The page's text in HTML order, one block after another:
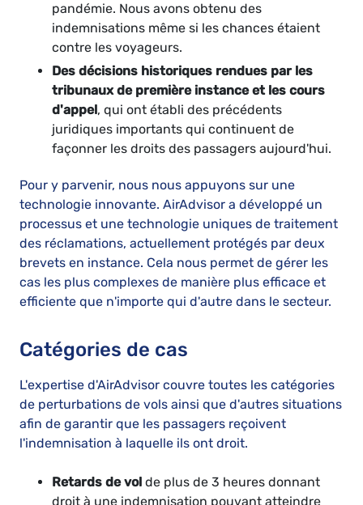
pandémie. Nous avons obtenu des
indemnisations même si les chances étaient
contre les voyageurs.
Des décisions historiques rendues par les
tribunaux de première instance et les cours
d'appel, qui ont établi des précédents
juridiques importants qui continuent de
façonner les droits des passagers aujourd'hui.
Pour y parvenir, nous nous appuyons sur une
technologie innovante. AirAdvisor a développé un
processus et une technologie uniques de traitement
des réclamations, actuellement protégés par deux
brevets en instance. Cela nous permet de gérer les
cas les plus complexes de manière plus efficace et
efficiente que n'importe qui d'autre dans le secteur.
Catégories de cas
L'expertise d'AirAdvisor couvre toutes les catégories
de perturbations de vols ainsi que d'autres situations
afin de garantir que les passagers reçoivent
l'indemnisation à laquelle ils ont droit.
Retards de vol de plus de 3 heures donnant
droit à une indemnisation pouvant atteindre